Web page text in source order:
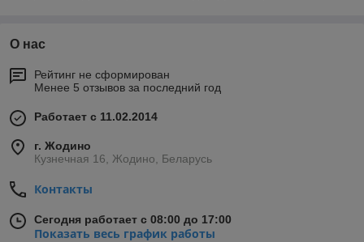
О нас
Рейтинг не сформирован
Менее 5 отзывов за последний год
Работает с 11.02.2014
г. Жодино
Кузнечная 16, Жодино, Беларусь
Контакты
Сегодня работает с 08:00 до 17:00
Показать весь график работы